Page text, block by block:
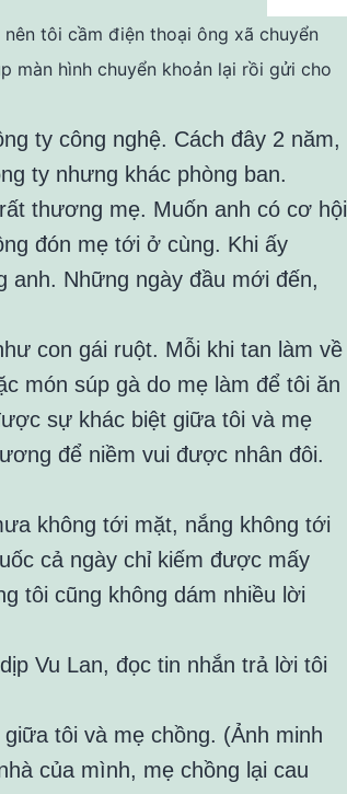
tôi cầm điện thoại ông xã chuyển
màn hình chuyển khoản lại rồi gửi cho
ty công nghệ. Cách đây 2 năm,
ty nhưng khác phòng ban.
thương mẹ. Muốn anh có cơ hội
đón mẹ tới ở cùng. Khi ấy
Những ngày đầu mới đến,
con gái ruột. Mỗi khi tan làm về
món súp gà do mẹ làm để tôi ăn
sự khác biệt giữa tôi và mẹ
để niềm vui được nhân đôi.
không tới mặt, nắng không tới
cả ngày chỉ kiếm được mấy
tôi cũng không dám nhiều lời
tôi và mẹ chồng. (Ảnh minh
của mình, mẹ chồng lại cau